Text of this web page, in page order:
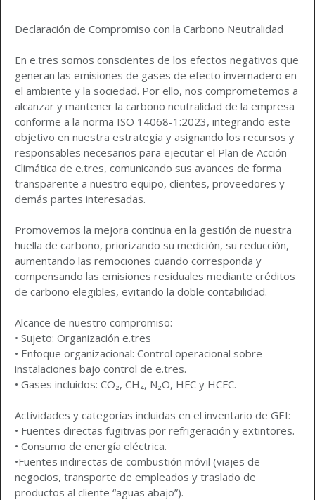
Declaración de Compromiso con la Carbono Neutralidad
En e.tres somos conscientes de los efectos negativos que
generan las emisiones de gases de efecto invernadero en
el ambiente y la sociedad. Por ello, nos comprometemos a
alcanzar y mantener la carbono neutralidad de la empresa
conforme a la norma ISO 14068-1:2023, integrando este
objetivo en nuestra estrategia y asignando los recursos y
responsables necesarios para ejecutar el Plan de Acción
Climática de e.tres, comunicando sus avances de forma
transparente a nuestro equipo, clientes, proveedores y
demás partes interesadas.
Promovemos la mejora continua en la gestión de nuestra
huella de carbono, priorizando su medición, su reducción,
aumentando las remociones cuando corresponda y
compensando las emisiones residuales mediante créditos
de carbono elegibles, evitando la doble contabilidad.
Alcance de nuestro compromiso:
• Sujeto: Organización e.tres
• Enfoque organizacional: Control operacional sobre
instalaciones bajo control de e.tres.
• Gases incluidos: CO₂, CH₄, N₂O, HFC y HCFC.
Actividades y categorías incluidas en el inventario de GEI:
• Fuentes directas fugitivas por refrigeración y extintores.
• Consumo de energía eléctrica.
•Fuentes indirectas de combustión móvil (viajes de
negocios, transporte de empleados y traslado de
productos al cliente “aguas abajo”).